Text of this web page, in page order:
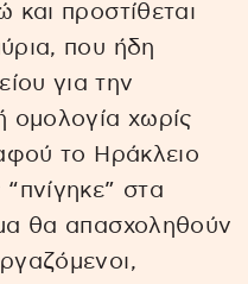
και προστίθεται
που ήδη
για την
ομολογία χωρίς
το Ηράκλειο
στα
θα απασχοληθούν